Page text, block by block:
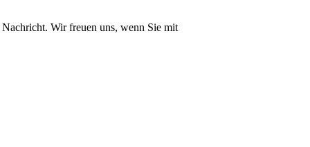
Wir freuen uns, wenn Sie mit